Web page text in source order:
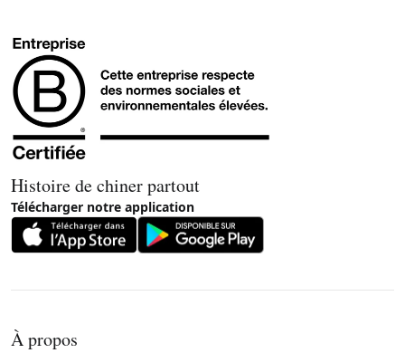
Histoire de chiner partout
Télécharger notre application
À propos